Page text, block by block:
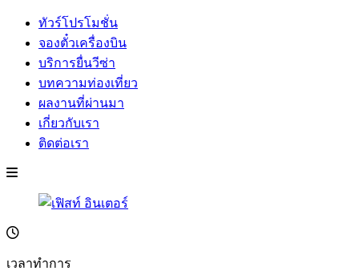
ทัวร์โปรโมชั่น
จองตั๋วเครื่องบิน
บริการยื่นวีซ่า
บทความท่องเที่ยว
ผลงานที่ผ่านมา
เกี่ยวกับเรา
ติดต่อเรา
เวลาทำการ